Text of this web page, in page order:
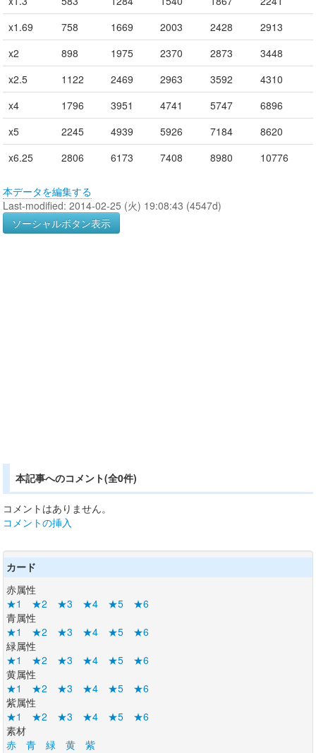
x1.69
758 1669 2003 2428
2913
x2
898 1975 2370 2873
3448
x2.5
1122 2469 2963 3592
4310
x4
1796 3951 4741 5747
6896
x5
2245 4939 5926 7184
8620
x6.25
2806 6173 7408 8980 10776
本データを編集する
Last-modified: 2014-02-25 (火) 19:08:43 (4547d)
ソーシャルボタン表示
本記事へのコメント(全0件)
コメントはありません。
コメントの挿入
カード
赤属性
★1
★2 ★3 ★4 ★5
★6
青属性
★1
★2 ★3 ★4 ★5
★6
緑属性
★1
★2 ★3 ★4 ★5
★6
黄属性
★1
★2 ★3 ★4 ★5
★6
紫属性
★1
★2 ★3 ★4 ★5
★6
素材
赤
青 緑 黄
紫